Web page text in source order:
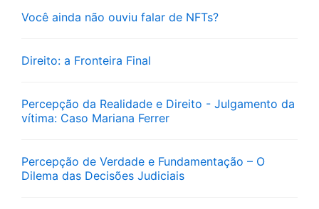
Você ainda não ouviu falar de NFTs?
Direito: a Fronteira Final
Percepção da Realidade e Direito - Julgamento da
vítima: Caso Mariana Ferrer
Percepção de Verdade e Fundamentação – O
Dilema das Decisões Judiciais